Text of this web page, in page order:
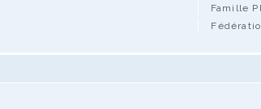
Famille